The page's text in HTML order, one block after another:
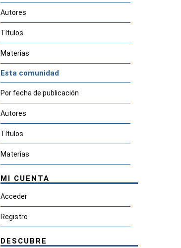
Autores
Títulos
Materias
Esta comunidad
Por fecha de publicación
Autores
Títulos
Materias
MI CUENTA
Acceder
Registro
DESCUBRE